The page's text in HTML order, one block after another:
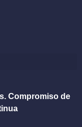
Compromiso de